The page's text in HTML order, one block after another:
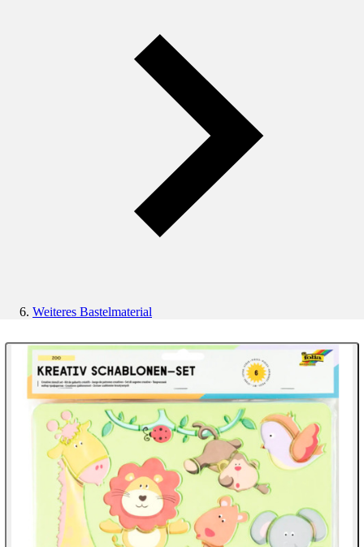
Weiteres Bastelmaterial